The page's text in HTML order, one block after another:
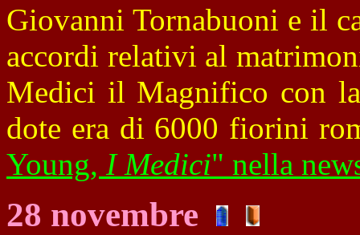
Giovanni Tornabuoni e il
accordi relativi al
Medici il Magnifico con
dote era di 6000 fiorini
Young, I Medici" nella
28 novembre